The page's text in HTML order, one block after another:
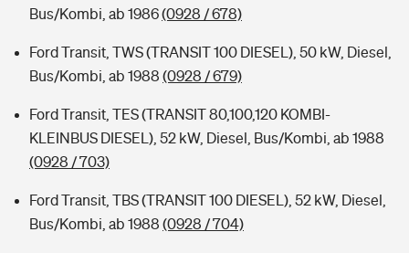
Bus/Kombi, ab 1986(0928 / 678)
Ford Transit, TWS (TRANSIT 100 DIESEL), 50 kW, Diesel,
Bus/Kombi, ab 1988 (0928 / 679)
Ford Transit, TES (TRANSIT 80,100,120 KOMBI-
KLEINBUS DIESEL), 52 kW, Diesel, Bus/Kombi, ab 1988
(0928 / 703)
Ford Transit, TBS (TRANSIT 100 DIESEL), 52 kW, Diesel,
Bus/Kombi, ab 1988 (0928 / 704)